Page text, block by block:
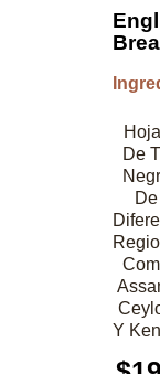
De
De
Y